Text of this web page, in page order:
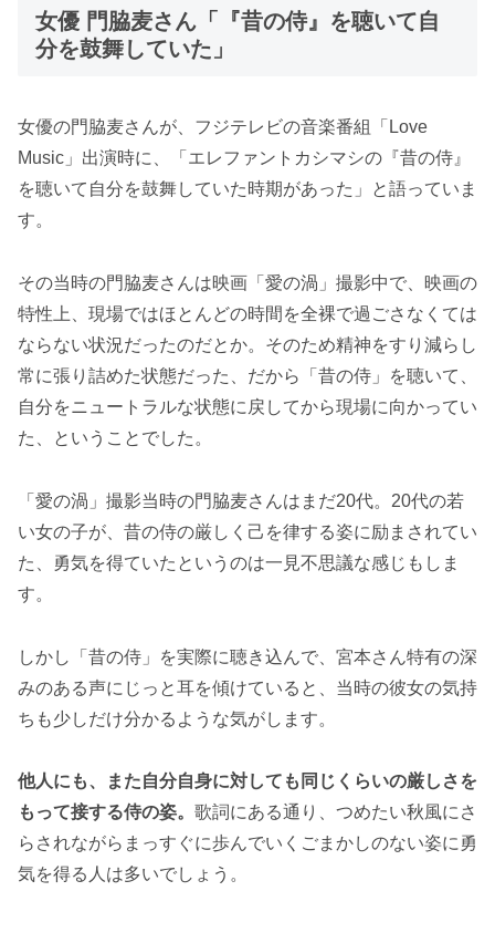
女優 門脇麦さん「『昔の侍』を聴いて自
分を鼓舞していた」
女優の門脇麦さんが、フジテレビの音楽番組「Love
Music」出演時に、「エレファントカシマシの『昔の侍』
を聴いて自分を鼓舞していた時期があった」と語っていま
す。
その当時の門脇麦さんは映画「愛の渦」撮影中で、映画の
特性上、現場ではほとんどの時間を全裸で過ごさなくては
ならない状況だったのだとか。そのため精神をすり減らし
常に張り詰めた状態だった、だから「昔の侍」を聴いて、
自分をニュートラルな状態に戻してから現場に向かってい
た、ということでした。
「愛の渦」撮影当時の門脇麦さんはまだ20代。20代の若
い女の子が、昔の侍の厳しく己を律する姿に励まされてい
た、勇気を得ていたというのは一見不思議な感じもしま
す。
しかし「昔の侍」を実際に聴き込んで、宮本さん特有の深
みのある声にじっと耳を傾けていると、当時の彼女の気持
ちも少しだけ分かるような気がします。
他人にも、また自分自身に対しても同じくらいの厳しさを
もって接する侍の姿。 歌詞にある通り、つめたい秋風にさ
らされながらまっすぐに歩んでいくごまかしのない姿に勇
気を得る人は多いでしょう。